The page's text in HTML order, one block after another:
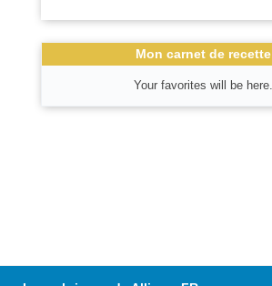
Mon carnet de recette
Your favorites will be here.